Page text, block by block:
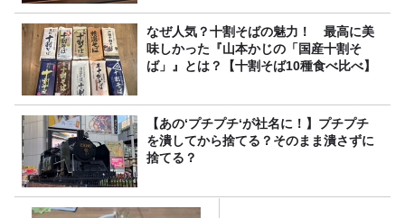
なぜ人気？十割そばの魅力！ 最高に美
味しかった『山本かじの「国産十割そ
ば」』とは？【十割そば10種食べ比べ】
【あの‘プチプチ‘が社名に！】プチプチ
を潰してから捨てる？そのまま潰さずに
捨てる？